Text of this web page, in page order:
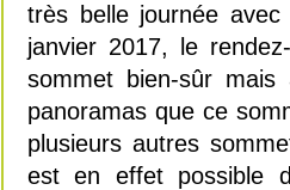
très belle journée
janvier 2017, le
sommet bien-sûr
panoramas que ce
plusieurs autres
est en effet possible